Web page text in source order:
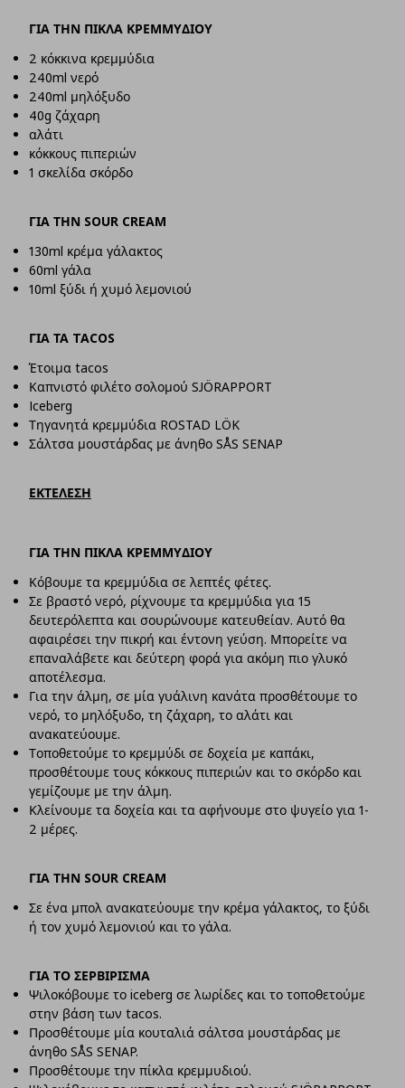
ΓΙΑ ΤΗΝ ΠΙΚΛΑ ΚΡΕΜΜΥΔΙΟΥ
2 κόκκινα κρεμμύδια
240ml νερό
240ml μηλόξυδο
40g ζάχαρη
αλάτι
κόκκους πιπεριών
1 σκελίδα σκόρδο
ΓΙΑ ΤΗΝ SOUR CREAM
130ml κρέμα γάλακτος
60ml γάλα
10ml ξύδι ή χυμό λεμονιού
ΓΙΑ ΤΑ TACOS
Έτοιμα tacos
Καπνιστό φιλέτο σολομού SJÖRAPPORT
Iceberg
Τηγανητά κρεμμύδια ROSTAD LÖK
Σάλτσα μουστάρδας με άνηθο SÅS SENAP
ΕΚΤΕΛΕΣΗ
ΓΙΑ ΤΗΝ ΠΙΚΛΑ ΚΡΕΜΜΥΔΙΟΥ
Κόβουμε τα κρεμμύδια σε λεπτές φέτες.
Σε βραστό νερό, ρίχνουμε τα κρεμμύδια για 15
δευτερόλεπτα και σουρώνουμε κατευθείαν. Αυτό θα
αφαιρέσει την πικρή και έντονη γεύση. Μπορείτε να
επαναλάβετε και δεύτερη φορά για ακόμη πιο γλυκό
αποτέλεσμα.
Για την άλμη, σε μία γυάλινη κανάτα προσθέτουμε το
νερό, το μηλόξυδο, τη ζάχαρη, το αλάτι και
ανακατεύουμε.
Τοποθετούμε το κρεμμύδι σε δοχεία με καπάκι,
προσθέτουμε τους κόκκους πιπεριών και το σκόρδο και
γεμίζουμε με την άλμη.
Κλείνουμε τα δοχεία και τα αφήνουμε στο ψυγείο για 1-
2 μέρες.
ΓΙΑ ΤΗΝ SOUR CREAM
Σε ένα μπολ ανακατεύουμε την κρέμα γάλακτος, το ξύδι
ή τον χυμό λεμονιού και το γάλα.
ΓΙΑ ΤΟ ΣΕΡΒΙΡΙΣΜΑ
Ψιλοκόβουμε το iceberg σε λωρίδες και το τοποθετούμε
στην βάση των tacos.
Προσθέτουμε μία κουταλιά σάλτσα μουστάρδας με
άνηθο SÅS SENAP.
Προσθέτουμε την πίκλα κρεμμυδιού.